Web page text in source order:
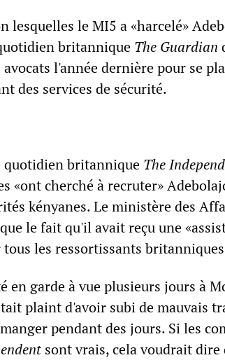
lesquelles le MI5 a «harcelé»
britannique The Guardian
l'année dernière pour se
des services de sécurité.
quotidien britannique The
«ont cherché à recruter»
kényanes. Le ministère des
le fait qu'il avait reçu une
les ressortissants
en garde à vue plusieurs jours à
plaint d'avoir subi de mauvais
pendant des jours. Si les
sont vrais, cela voudrait dire